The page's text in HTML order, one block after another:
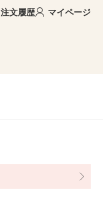
注文履歴 マイページ